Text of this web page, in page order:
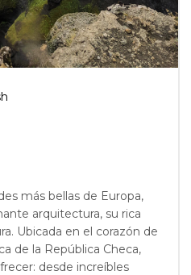
más bellas de Europa,
arquitectura, su rica
Ubicada en el corazón de
de la República Checa,
desde increíbles